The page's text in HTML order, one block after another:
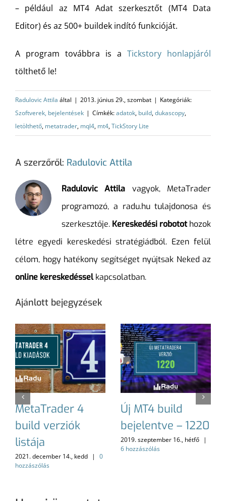
– például az MT4 Adat szerkesztőt (MT4 Data
Editor) és az 500+ buildek indító funkcióját.
A program továbbra is a Tickstory honlapjáról
tölthető le!
Radulovic Attila által | 2013. június 29., szombat | Kategóriák:
Szoftverek, bejelentések | Címkék:adatok, build,dukascopy,
letölthető, metatrader, mql4, mt4,TickStory Lite
A szerzőről: Radulovic Attila
Radulovic Attila vagyok, MetaTrader
programozó, a radu.hu tulajdonosa és
szerkesztője. Kereskedési robotothozok
létre egyedi kereskedési stratégiádból. Ezen felül
célom, hogy hatékony segítséget nyújtsak Neked az
online kereskedésselkapcsolatban.
Ajánlott bejegyzések
MetaTrader 4
build verziók
listája
2021. december 14., kedd |
0
hozzászólás
Új MT4 build
bejelentve – 1220
2019. szeptember 16., hétfő |
6 hozzászólás